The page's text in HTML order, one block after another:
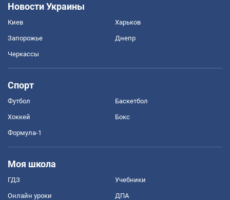
Новости Украины
Киев Харьков
Запорожье Днепр
Черкассы
Спорт
Футбол Баскетбол
Хоккей Бокс
Формула-1
Моя школа
ГДЗ Учебники
Онлайн уроки ДПА